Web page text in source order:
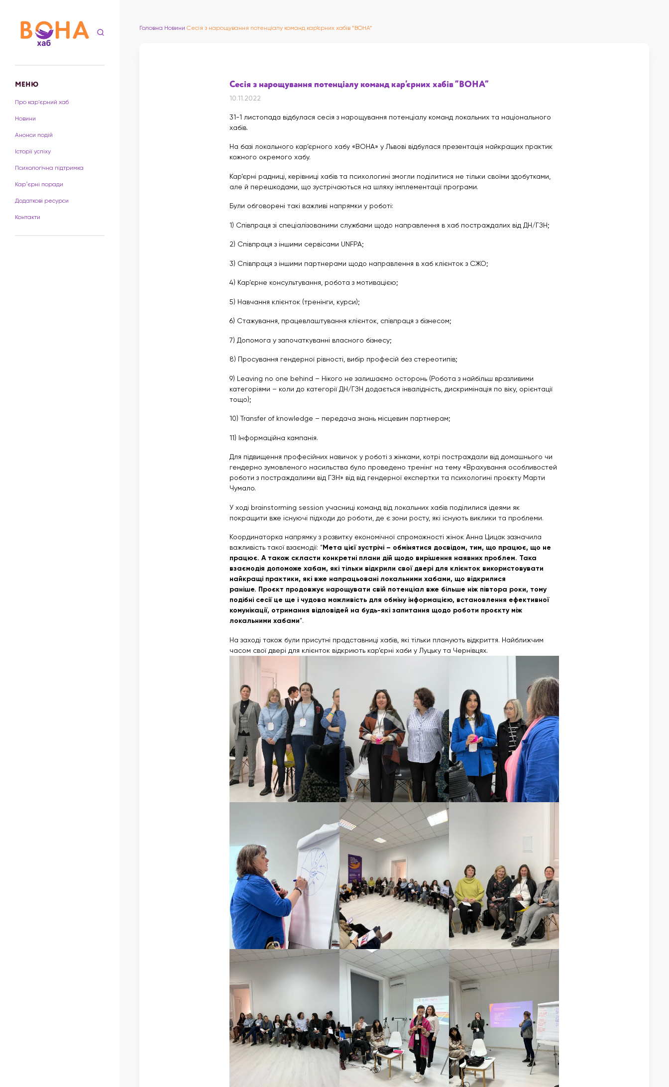
МЕНЮ
Про кар'єрний хаб
Новини
Анонси подій
Історії успіху
Психологічна підтримка
Карʼєрні поради
Додаткові ресурси
Контакти
Головна Новини Сесія з нарощування потенціалу команд кар’єрних хабів “ВОНА”
Сесія з нарощування потенціалу команд кар’єрних хабів “ВОНА”
10.11.2022
31-1 листопада відбулася сесія з нарощування потенціалу команд локальних та національного
хабів.
На базі локального кар‘єрного хабу «ВОНА» у Львові відбулася презентація найкращих практик
кожного окремого хабу.
Кар‘єрні радниці, керівниці хабів та психологині змогли поділитися не тільки своїми здобутками,
але й перешкодами, що зустрічаються на шляху імплементації програми.
Були обговорені такі важливі напрямки у роботі:
1) Співпраця зі спеціалізованими службами щодо направлення в хаб постраждалих від ДН/ГЗН;
2) Співпраця з іншими сервісами UNFPA;
3) Співпраця з іншими партнерами щодо направлення в хаб клієнток з СЖО;
4) Кар’єрне консультування, робота з мотивацією;
5) Навчання клієнток (тренінги, курси);
6) Стажування, працевлаштування клієнток, співпраця з бізнесом;
7) Допомога у започаткуванні власного бізнесу;
8) Просування гендерної рівності, вибір професій без стереотипів;
9) Leaving no one behind – Нікого не залишаємо осторонь (Робота з найбільш вразливими
категоріями – коли до категорії ДН/ГЗН додається інвалідність, дискримінація по віку, орієнтації
тощо);
10) Transfer of knowledge – передача знань місцевим партнерам;
11) Інформаційна кампанія.
Для підвищення професійних навичок у роботі з жінками, котрі постраждали від домашнього чи
гендерно зумовленого насильства було проведено тренінг на тему «Врахування особливостей
роботи з постраждалими від ГЗН» від від гендерної експертки та психологині проєкту Марти
Чумало.
У ході brainstorming session учасниці команд від локальних хабів поділилися ідеями як
покращити вже існуючі підходи до роботи, де є зони росту, які існують виклики та проблеми.
Координаторка напрямку з розвитку економічної спроможності жінок Анна Цицак зазначила
важливість такої взаємодії: “Мета цієї зустрічі – обмінятися досвідом, тим, що працює, що не
працює. А також скласти конкретні плани дій щодо вирішення наявних проблем. Така
взаємодія допоможе хабам, які тільки відкрили свої двері для клієнток використовувати
найкращі практики, які вже напрацьовані локальними хабами, що відкрилися
раніше. Проєкт продовжує нарощувати свій потенціал вже більше ніж півтора роки, тому
подібні сесії це ще і чудова можливість для обміну інформацією, встановлення ефективної
комунікації, отримання відповідей на будь-які запитання щодо роботи проєкту між
локальними хабами”.
На заході також були присутні прадставниці хабів, які тільки планують відкриття. Найближчим
часом свої двері для клієнток відкриють кар’єрні хаби у Луцьку та Чернівцях.